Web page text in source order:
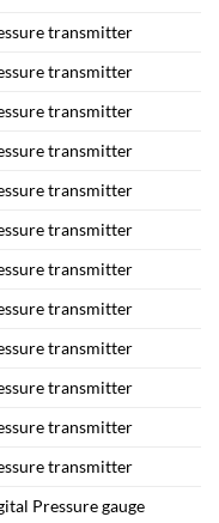
transmitter
transmitter
transmitter
transmitter
transmitter
transmitter
transmitter
transmitter
transmitter
transmitter
transmitter
transmitter
Pressure gauge